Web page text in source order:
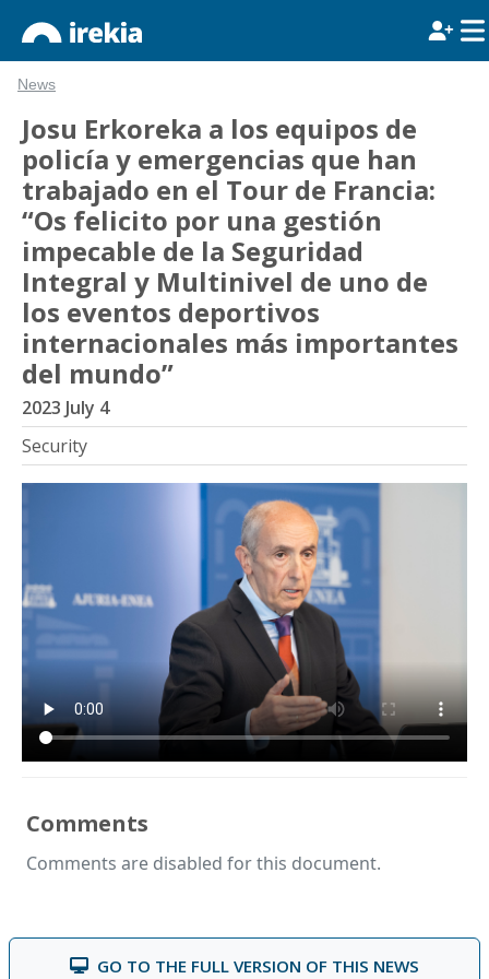
News
Josu Erkoreka a los equipos de
policía y emergencias que han
trabajado en el Tour de Francia:
“Os felicito por una gestión
impecable de la Seguridad
Integral y Multinivel de uno de
los eventos deportivos
internacionales más importantes
del mundo”
2023 July 4
Security
Comments
Comments are disabled for this document.
GO TO THE FULL VERSION OF THIS NEWS